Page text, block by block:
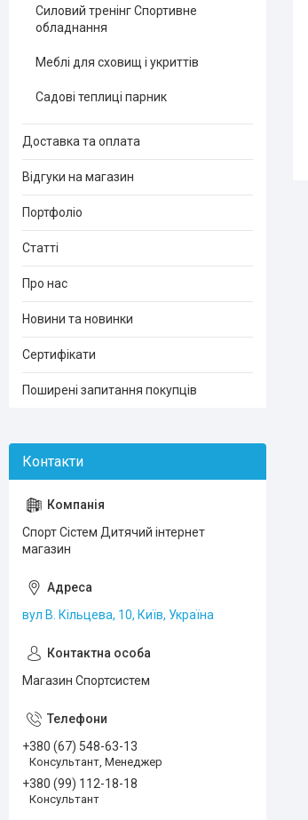
Силовий тренінг Спортивне
обладнання
Меблі для сховищ і укриттів
Садові теплиці парник
Доставка та оплата
Відгуки на магазин
Портфоліо
Статті
Про нас
Новини та новинки
Сертифікати
Поширені запитання покупців
Спорт Сістем Дитячий інтернет
магазин
вул В. Кільцева, 10, Київ, Україна
Магазин Спортсистем
+380 (67) 548-63-13
Консультант, Менеджер
+380 (99) 112-18-18
Консультант